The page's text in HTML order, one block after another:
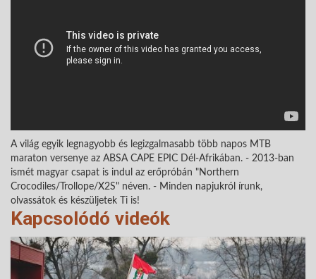
A világ egyik legnagyobb és legizgalmasabb több napos MTB
maraton versenye az ABSA CAPE EPIC Dél-Afrikában. - 2013-ban
ismét magyar csapat is indul az erőpróbán "Northern
Crocodiles/Trollope/X2S" néven. - Minden napjukról írunk,
olvassátok és készüljetek Ti is!
Kapcsolódó videók